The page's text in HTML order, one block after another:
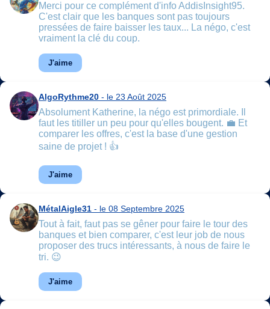
Merci pour ce complément d'info AddisInsight95.
C'est clair que les banques sont pas toujours
pressées de faire baisser les taux... La négo, c'est
vraiment la clé du coup.
J'aime
AlgoRythme20 - le 23 Août 2025
Absolument Katherine, la négo est primordiale. Il
faut les titiller un peu pour qu'elles bougent. 💼 Et
comparer les offres, c'est la base d'une gestion
saine de projet ! 👍
J'aime
MétalAigle31 - le 08 Septembre 2025
Tout à fait, faut pas se gêner pour faire le tour des
banques et bien comparer, c'est leur job de nous
proposer des trucs intéressants, à nous de faire le
tri. 😉
J'aime